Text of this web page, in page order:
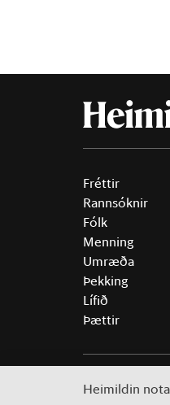
Fréttir
Rannsóknir
Fólk
Menning
Umræða
Þekking
Lífið
Þættir
Heimildin